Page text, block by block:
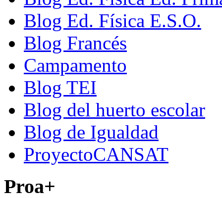
Blog Ed. Física E.S.O.
Blog Francés
Campamento
Blog TEI
Blog del huerto escolar
Blog de Igualdad
ProyectoCANSAT
Proa+